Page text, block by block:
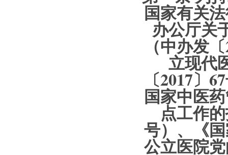
国家有关
办公厅关
（中办发
立现代
〔2017〕
国家中医
点工作
号）、《
公立医院